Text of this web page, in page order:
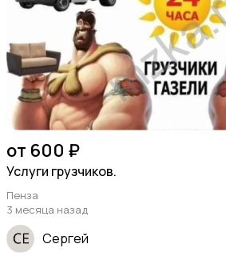
от 600 ₽
Услуги грузчиков.
Пенза
3 месяца назад
Сергей